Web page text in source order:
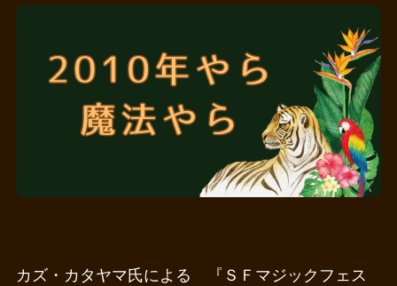
カズ・カタヤマ氏による 『ＳＦマジックフェス